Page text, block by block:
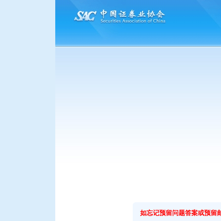
如忘记预留问题答案或预留